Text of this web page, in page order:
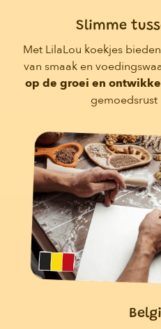
Slimme
Met LilaLou koekjes
van smaak en
op de groei en